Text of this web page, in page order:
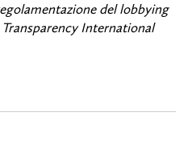
del lobbying
Transparency International